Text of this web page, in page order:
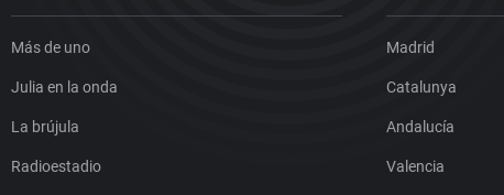
Más de uno
Julia en la onda
La brújula
Radioestadio
Madrid
Catalunya
Andalucía
Valencia